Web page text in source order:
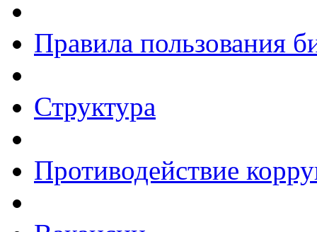
Правила пользования
Структура
Противодействие